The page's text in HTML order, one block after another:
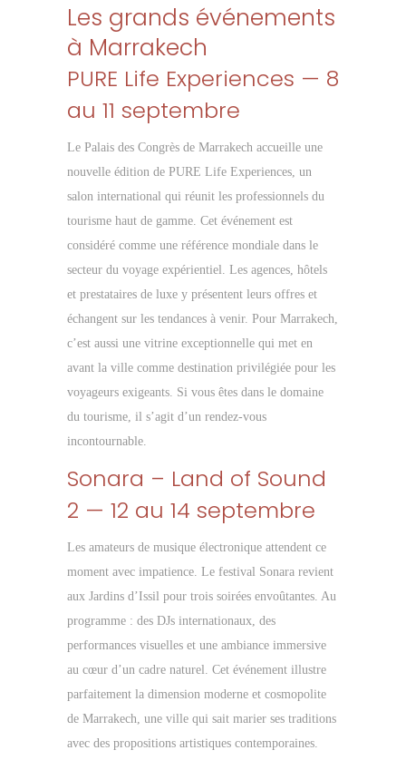
Les grands événements
à Marrakech
PURE Life Experiences — 8
au 11 septembre
Le Palais des Congrès de Marrakech accueille une
nouvelle édition de PURE Life Experiences, un
salon international qui réunit les professionnels du
tourisme haut de gamme. Cet événement est
considéré comme une référence mondiale dans le
secteur du voyage expérientiel. Les agences, hôtels
et prestataires de luxe y présentent leurs offres et
échangent sur les tendances à venir. Pour Marrakech,
c’est aussi une vitrine exceptionnelle qui met en
avant la ville comme destination privilégiée pour les
voyageurs exigeants. Si vous êtes dans le domaine
du tourisme, il s’agit d’un rendez-vous
incontournable.
Sonara – Land of Sound
2 — 12 au 14 septembre
Les amateurs de musique électronique attendent ce
moment avec impatience. Le festival Sonara revient
aux Jardins d’Issil pour trois soirées envoûtantes. Au
programme : des DJs internationaux, des
performances visuelles et une ambiance immersive
au cœur d’un cadre naturel. Cet événement illustre
parfaitement la dimension moderne et cosmopolite
de Marrakech, une ville qui sait marier ses traditions
avec des propositions artistiques contemporaines.